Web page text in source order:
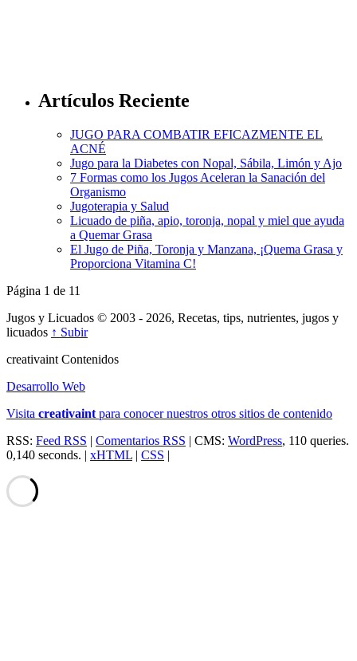
Artículos Reciente
JUGO PARA COMBATIR EFICAZMENTE EL
ACNÉ
Jugo para la Diabetes con Nopal, Sábila, Limón y Ajo
7 Formas como los Jugos Aceleran la Sanación del
Organismo
Jugoterapia y Salud
Licuado de piña, apio, toronja, nopal y miel que ayuda
a Quemar Grasa
El Jugo de Piña, Toronja y Manzana, ¡Quema Grasa y
Proporciona Vitamina C!
Página 1 de 11
Jugos y Licuados © 2003 - 2026, Recetas, tips, nutrientes, jugos y
licuados ↑ Subir
creativaint Contenidos
Desarrollo Web
Visita creativaint para conocer nuestros otros sitios de contenido
RSS: Feed RSS | Comentarios RSS | CMS: WordPress, 110 queries.
0,140 seconds. | xHTML | CSS |